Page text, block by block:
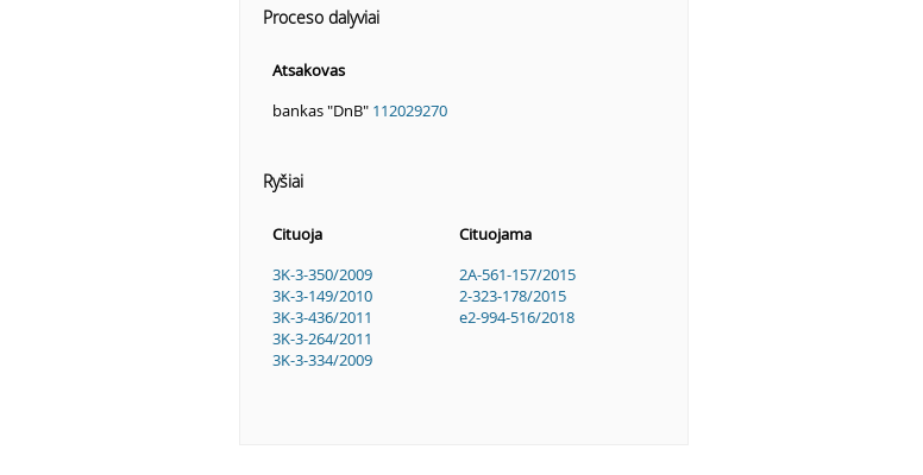
Proceso dalyviai
Atsakovas
bankas "DnB" 112029270
Ryšiai
Cituoja
Cituojama
3K-3-350/2009
3K-3-149/2010
3K-3-436/2011
3K-3-264/2011
3K-3-334/2009
2A-561-157/2015
2-323-178/2015
e2-994-516/2018